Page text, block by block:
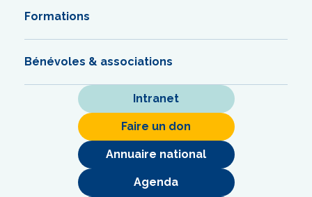
Formations
Bénévoles & associations
Intranet
Faire un don
Annuaire national
Agenda